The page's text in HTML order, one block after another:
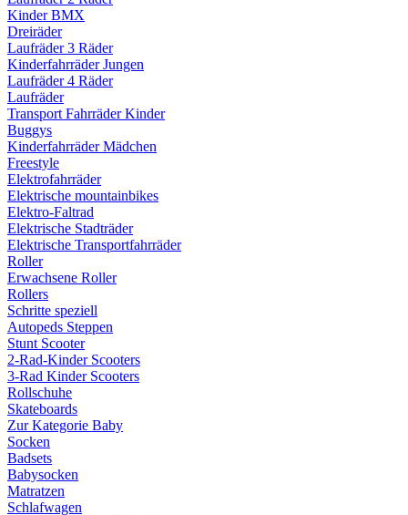
Kinder BMX
Dreiräder
Laufräder 3 Räder
Kinderfahrräder Jungen
Laufräder 4 Räder
Laufräder
Transport Fahrräder Kinder
Buggys
Kinderfahrräder Mädchen
Freestyle
Elektrofahrräder
Elektrische mountainbikes
Elektro-Faltrad
Elektrische Stadträder
Elektrische Transportfahrräder
Roller
Erwachsene Roller
Rollers
Schritte speziell
Autopeds Steppen
Stunt Scooter
2-Rad-Kinder Scooters
3-Rad Kinder Scooters
Rollschuhe
Skateboards
Zur Kategorie Baby
Socken
Badsets
Babysocken
Matratzen
Schlafwagen